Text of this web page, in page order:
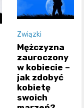
Związki
Mężczyzna
zauroczony
w kobiecie –
jak zdobyć
kobietę
swoich